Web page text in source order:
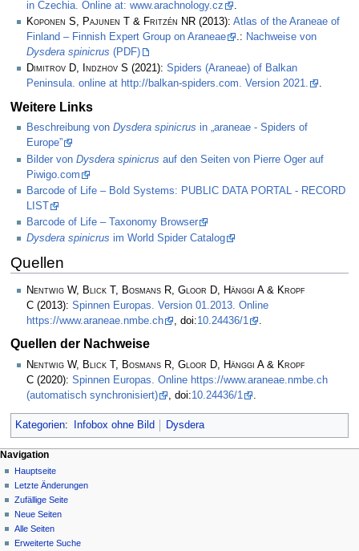
in Czechia. Online at: www.arachnology.cz
Koponen S, Pajunen T & Fritzén NR (2013): Atlas of the Araneae of
Finland – Finnish Expert Group on Araneae
.: Nachweise von
Dysdera spinicrus (PDF)
Dimitrov D, Indzhov S (2021): Spiders (Araneae) of Balkan
Peninsula. online at http://balkan-spiders.com. Version 2021.
.
Weitere Links
Beschreibung von Dysdera spinicrus in „araneae - Spiders of
Europe”
Bilder von Dysdera spinicrus auf den Seiten von Pierre Oger auf
Piwigo.com
Barcode of Life – Bold Systems: PUBLIC DATA PORTAL - RECORD
LIST
Barcode of Life – Taxonomy Browser
Dysdera spinicrus im World Spider Catalog
Quellen
Nentwig W, Blick T, Bosmans R, Gloor D, Hänggi A & Kropf
C (2013): Spinnen Europas. Version 01.2013. Online
https://www.araneae.nmbe.ch
, doi:10.24436/1
Quellen der Nachweise
Nentwig W, Blick T, Bosmans R, Gloor D, Hänggi A & Kropf
C (2020): Spinnen Europas. Online https://www.araneae.nmbe.ch
(automatisch synchronisiert)
, doi:10.24436/1
Kategorien: Infobox ohne Bild Dysdera
Navigation
Hauptseite
Letzte Änderungen
Zufällige Seite
Neue Seiten
Alle Seiten
Erweiterte Suche